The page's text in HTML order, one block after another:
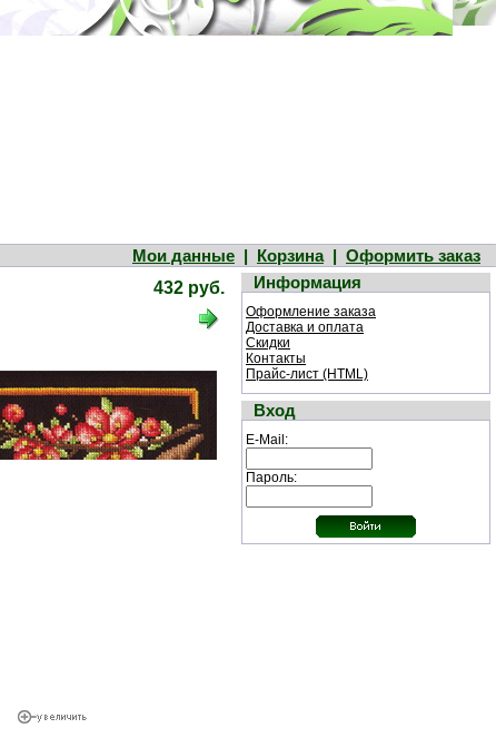
Мои данные | Корзина| Оформить заказ
432 руб. Информация
Оформление заказа
Доставка и оплата
Скидки
Контакты
Прайс-лист (HTML)
Вход
E-Mail:
Пароль: